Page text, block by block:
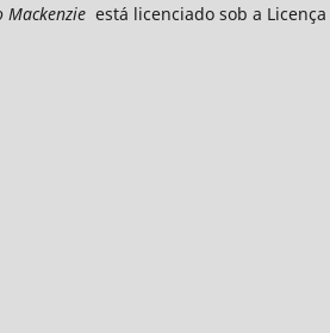
Mackenzie está licenciado sob a Licença